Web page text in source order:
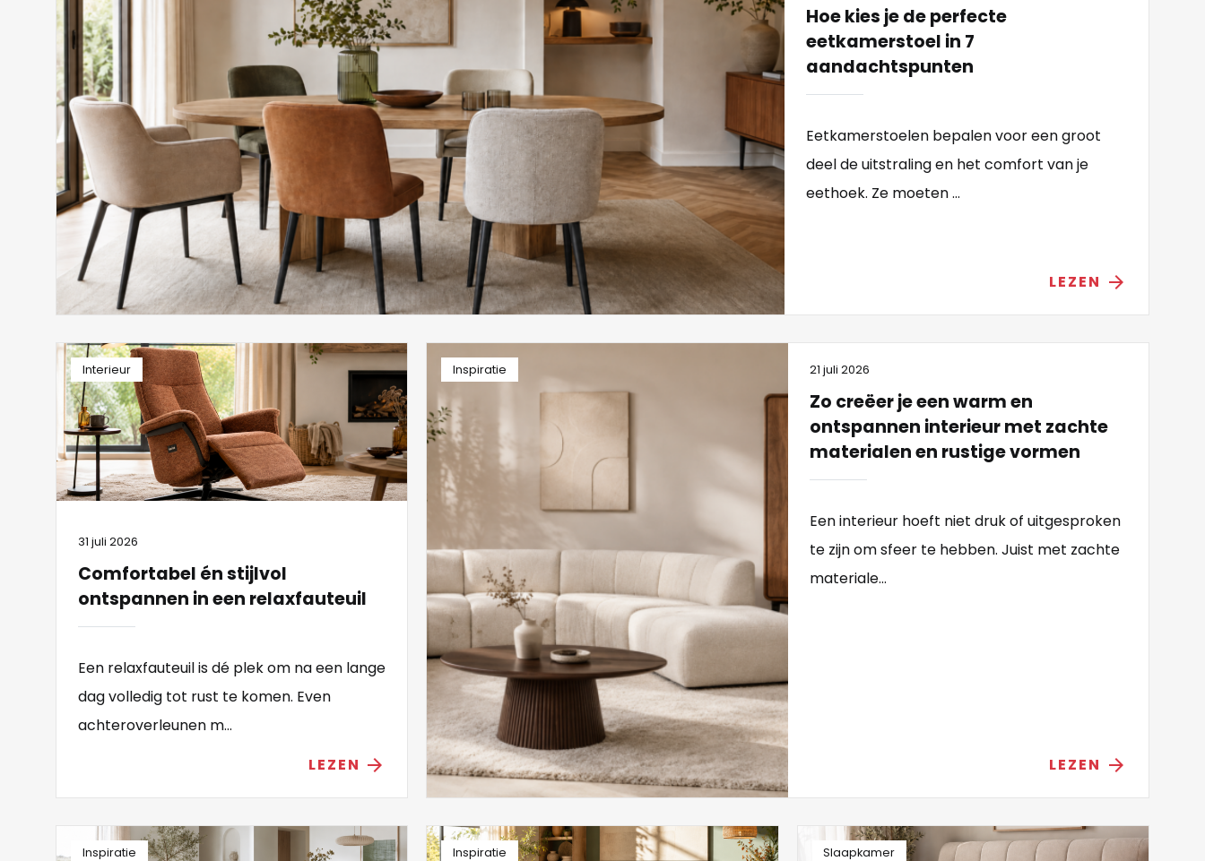
Hoe kies je de perfecte
eetkamerstoel in 7
aandachtspunten
Eetkamerstoelen bepalen voor een groot
deel de uitstraling en het comfort van je
eethoek. Ze moeten ...
LEZEN arrow_forward
Interieur
31 juli 2026
Comfortabel én stijlvol
ontspannen in een relaxfauteuil
Een relaxfauteuil is dé plek om na een lange
dag volledig tot rust te komen. Even
achteroverleunen m...
LEZEN arrow_forward
Inspiratie 21 juli 2026
Zo creëer je een warm en
ontspannen interieur met zachte
materialen en rustige vormen
Een interieur hoeft niet druk of uitgesproken
te zijn om sfeer te hebben. Juist met zachte
materiale...
LEZEN arrow_forward
Inspiratie Inspiratie Slaapkamer